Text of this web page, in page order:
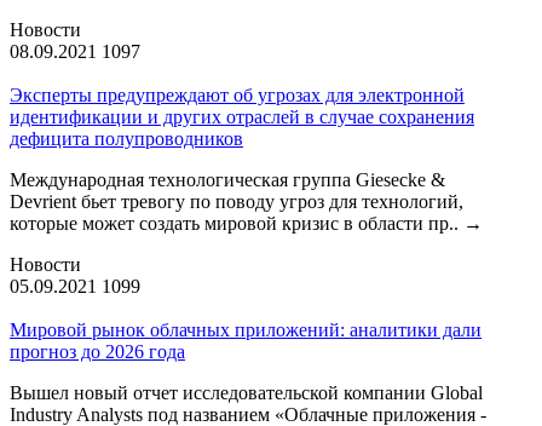
Новости
08.09.2021 1097
Эксперты предупреждают об угрозах для электронной
идентификации и других отраслей в случае сохранения
дефицита полупроводников
Международная технологическая группа Giesecke &
Devrient бьет тревогу по поводу угроз для технологий,
которые может создать мировой кризис в области пр.. →
Новости
05.09.2021 1099
Мировой рынок облачных приложений: аналитики дали
прогноз до 2026 года
Вышел новый отчет исследовательской компании Global
Industry Analysts под названием «Облачные приложения -